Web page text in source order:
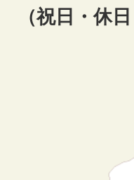
（祝日・休